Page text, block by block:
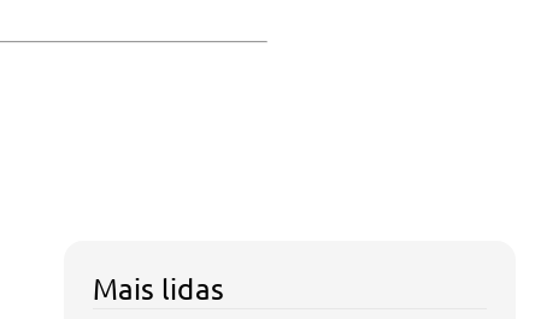
Mais lidas